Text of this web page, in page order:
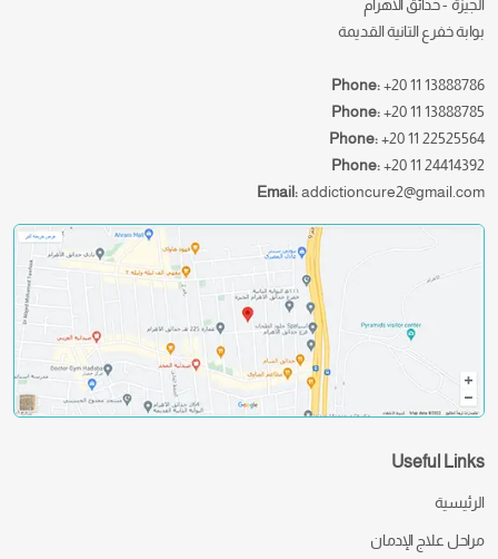
الجيزة - حدائق الأهرام
بوابة خفرع التانية القديمة
Phone:+20 11 13888786
Phone:+20 11 13888785
Phone:+20 11 22525564
Phone:+20 11 24414392
Email:addictioncure2@gmail.com
Useful Links
الرئيسية
مراحل علاج الإدمان